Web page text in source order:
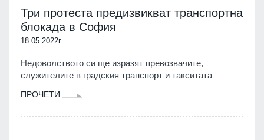
Три протеста предизвикват транспортна
блокада в София
18.05.2022г.
Недоволството си ще изразят превозвачите,
служителите в градския транспорт и такситата
ПРОЧЕТИ